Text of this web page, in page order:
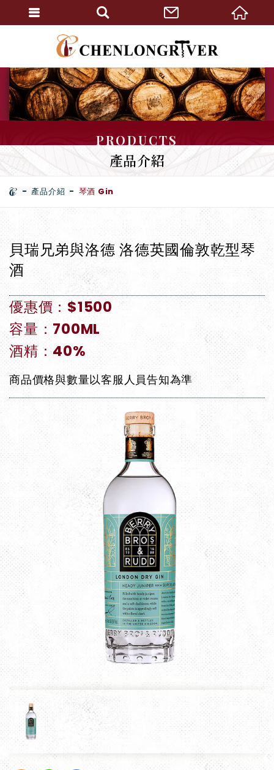
PRODUCTS
產品介紹
產品介紹 琴酒 Gin
貝瑞兄弟與洛德 洛德英國倫敦乾型琴
酒
優惠價：$1500
容量：700ML
酒精：40%
商品價格與數量以客服人員告知為準